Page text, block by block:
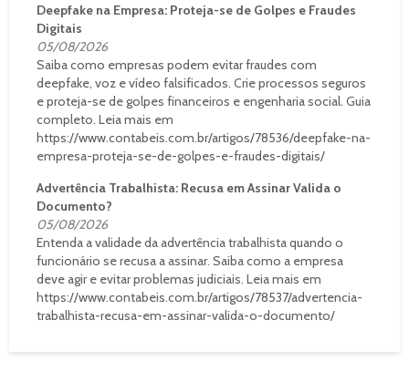
Deepfake na Empresa: Proteja-se de Golpes e Fraudes
Digitais
05/08/2026
Saiba como empresas podem evitar fraudes com
deepfake, voz e vídeo falsificados. Crie processos seguros
e proteja-se de golpes financeiros e engenharia social. Guia
completo. Leia mais em
https://www.contabeis.com.br/artigos/78536/deepfake-na-
empresa-proteja-se-de-golpes-e-fraudes-digitais/
Advertência Trabalhista: Recusa em Assinar Valida o
Documento?
05/08/2026
Entenda a validade da advertência trabalhista quando o
funcionário se recusa a assinar. Saiba como a empresa
deve agir e evitar problemas judiciais. Leia mais em
https://www.contabeis.com.br/artigos/78537/advertencia-
trabalhista-recusa-em-assinar-valida-o-documento/